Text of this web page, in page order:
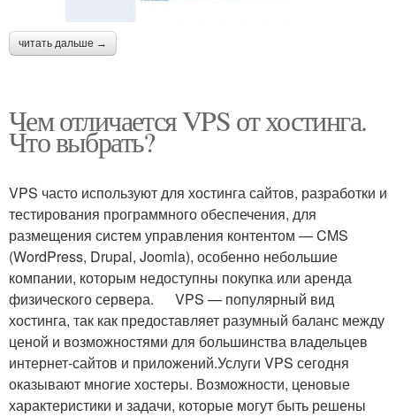
читать дальше →
Чем отличается VPS от хостинга.
Что выбрать?
VPS часто используют для хостинга сайтов, разработки и
тестирования программного обеспечения, для
размещения систем управления контентом — CMS
(WordPress, Drupal, Joomla), особенно небольшие
компании, которым недоступны покупка или аренда
физического сервера. VPS — популярный вид
хостинга, так как предоставляет разумный баланс между
ценой и возможностями для большинства владельцев
интернет-сайтов и приложений.Услуги VPS сегодня
оказывают многие хостеры. Возможности, ценовые
характеристики и задачи, которые могут быть решены